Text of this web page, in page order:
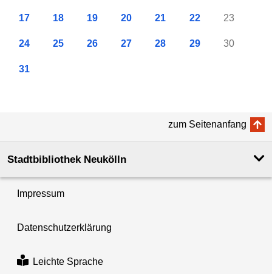
17 18 19 20 21 22 23
24 25 26 27 28 29 30
31
zum Seitenanfang
Stadtbibliothek Neukölln
Impressum
Datenschutzerklärung
Leichte Sprache